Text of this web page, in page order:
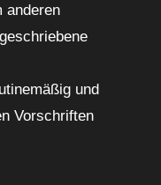
anderen
und
Vorschriften